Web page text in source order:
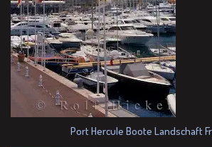
Port Hercule Boote Landschaft